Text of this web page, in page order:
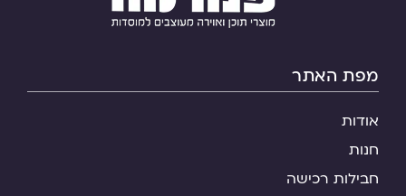
מפת האתר
אודות
חנות
חבילות רכישה